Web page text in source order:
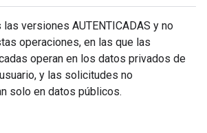
las versiones AUTENTICADAS y no
operaciones, en las que las
operan en los datos privados de
y las solicitudes no
solo en datos públicos.